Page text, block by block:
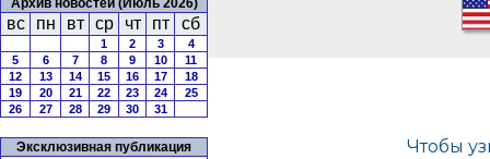
Архив новостей (Июль 2026)
вс пн вт ср чт пт сб
1 2 3
4
5
6 7 8 9 10
11
12
13 14 15 16 17
18
19
20 21 22 23 24
25
26
27 28 29 30 31
Эксклюзивная публикация